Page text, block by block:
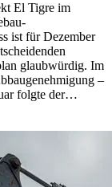
El Tigre im
ist für Dezember
glaubwürdig. Im
–
folgte der…